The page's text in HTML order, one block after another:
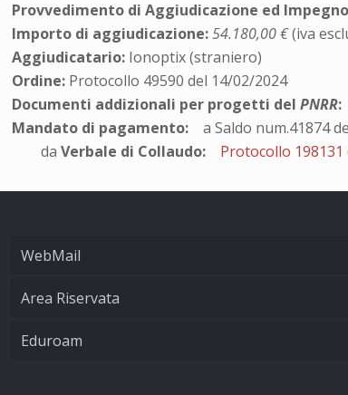
Provvedimento di Aggiudicazione ed
Importo di aggiudicazione: 54.180,00 €(iva
Aggiudicatario: Ionoptix (straniero)
Ordine: Protocollo 49590 del 14/02/2024
Documenti addizionali per progetti delPNRR:
Mandato di pagamento: a Saldo num.41874
daVerbale di Collaudo: Protocollo
WebMail
Area Riservata
Eduroam